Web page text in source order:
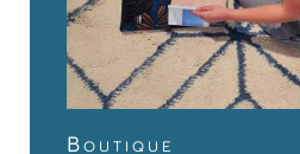
Boutique